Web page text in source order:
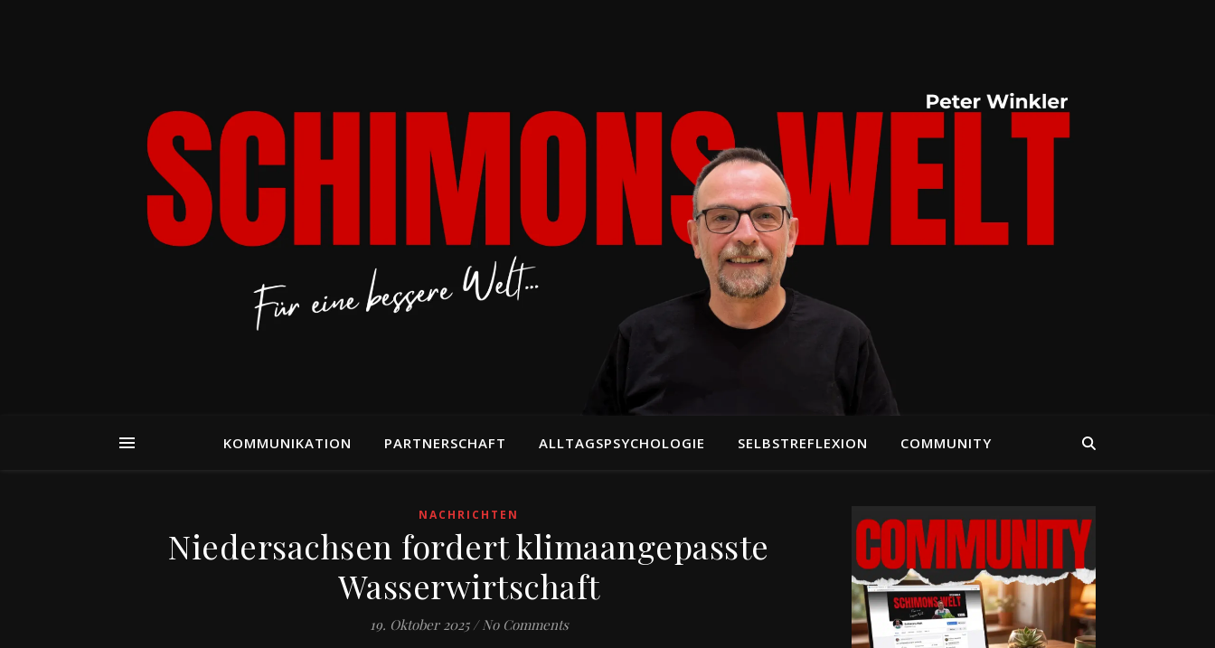
KOMMUNIKATION PARTNERSCHAFT ALLTAGSPSYCHOLOGIE SELBSTREFLEXION COMMUNITY
NACHRICHTEN
Niedersachsen fordert klimaangepasste
Wasserwirtschaft
19. Oktober 2025 / No Comments